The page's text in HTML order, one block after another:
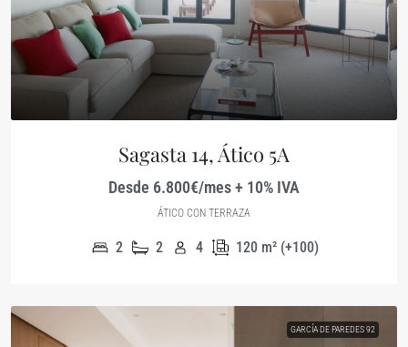
Sagasta 14, Ático 5A
Desde 6.800€/mes + 10% IVA
ÁTICO CON TERRAZA
2 2 4 120 m² (+100)
GARCÍA DE PAREDES 92